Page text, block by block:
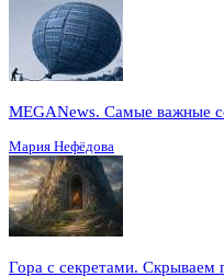
MEGANews. Cамые важные
Мария Нефёдова
Гора с секретами.